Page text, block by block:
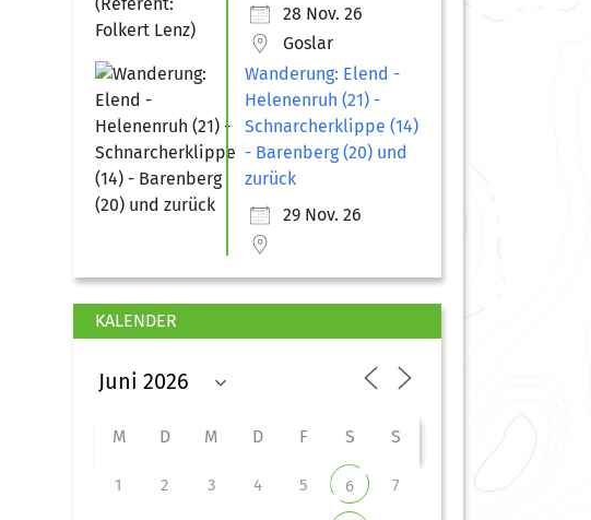
28 Nov. 26
Goslar
Wanderung: Elend -
Helenenruh (21) -
Schnarcherklippe (14)
- Barenberg (20) und
zurück
29 Nov. 26
KALENDER
M D M D F S S
1 2 3 4 5 6 7